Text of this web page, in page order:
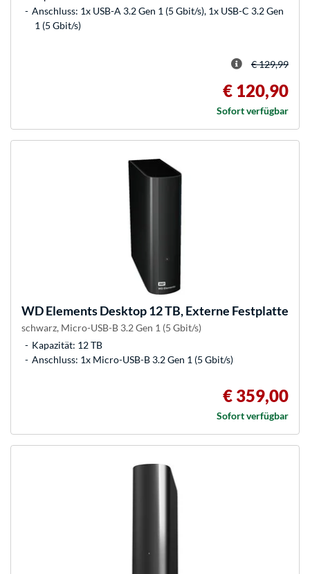
Anschluss: 1x USB-A 3.2 Gen 1 (5 Gbit/s), 1x USB-C 3.2 Gen
1 (5 Gbit/s)
€ 129,99
€ 120,90
Sofort verfügbar
WDElements Desktop 12 TB, Externe Festplatte
schwarz, Micro-USB-B 3.2 Gen 1 (5 Gbit/s)
Kapazität: 12 TB
Anschluss: 1x Micro-USB-B 3.2 Gen 1 (5 Gbit/s)
€ 359,00
Sofort verfügbar